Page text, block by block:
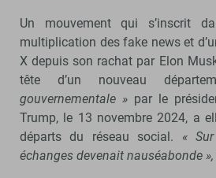
Un mouvement qui s’inscrit
multiplication des fake news et
X depuis son rachat par Elon
tête d’un nouveau
gouvernementale » par le
Trump, le 13 novembre 2024, a
départs du réseau social. «
échanges devenait nauséabonde »,